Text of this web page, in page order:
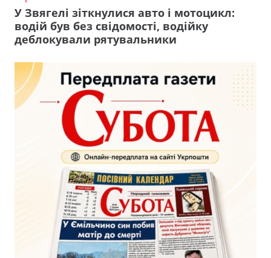
У Звягелі зіткнулися авто і мотоцикл:
водій був без свідомості, водійку
деблокували рятувальники